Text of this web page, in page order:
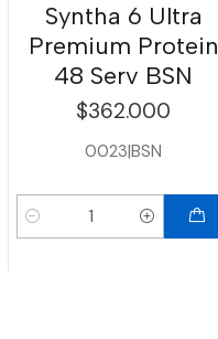
Syntha 6 Ultra
Premium Protein
48 Serv BSN
$362.000
0023|BSN
Cantidad